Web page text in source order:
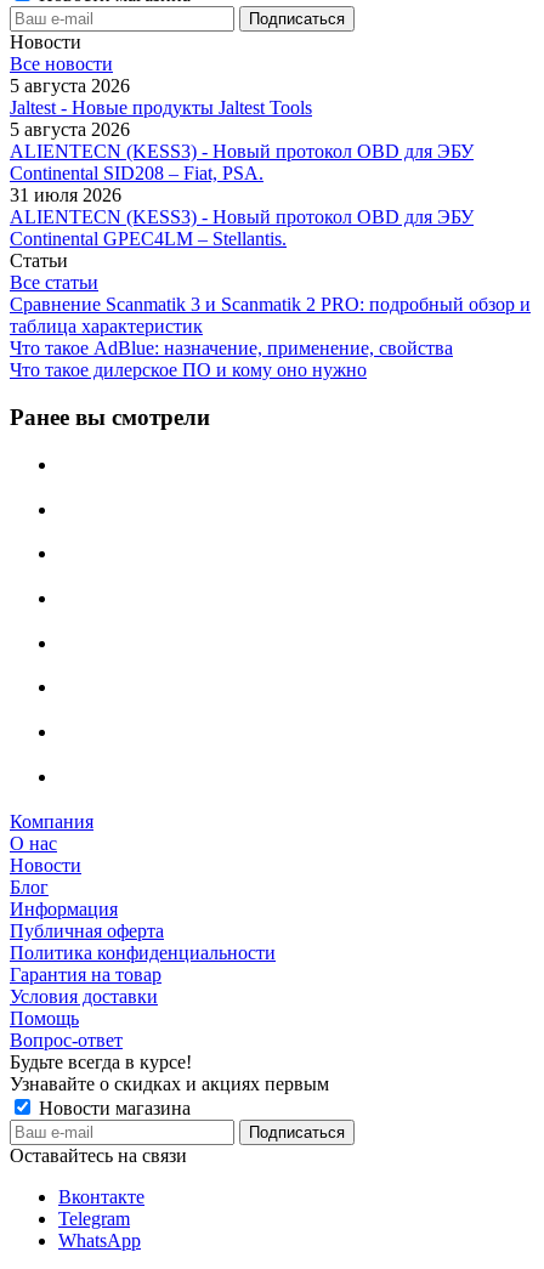
Новости
Все новости
5 августа 2026
Jaltest - Новые продукты Jaltest Tools
5 августа 2026
ALIENTECN (KESS3) - Новый протокол OBD для ЭБУ
Continental SID208 – Fiat, PSA.
31 июля 2026
ALIENTECN (KESS3) - Новый протокол OBD для ЭБУ
Continental GPEC4LM – Stellantis.
Статьи
Все статьи
Сравнение Scanmatik 3 и Scanmatik 2 PRO: подробный обзор и
таблица характеристик
Что такое AdBlue: назначение, применение, свойства
Что такое дилерское ПО и кому оно нужно
Ранее вы смотрели
Компания
О нас
Новости
Блог
Информация
Публичная оферта
Политика конфиденциальности
Гарантия на товар
Условия доставки
Помощь
Вопрос-ответ
Будьте всегда в курсе!
Узнавайте о скидках и акциях первым
Новости магазина
Оставайтесь на связи
Вконтакте
Telegram
WhatsApp